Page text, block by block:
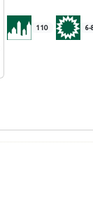
110 6-